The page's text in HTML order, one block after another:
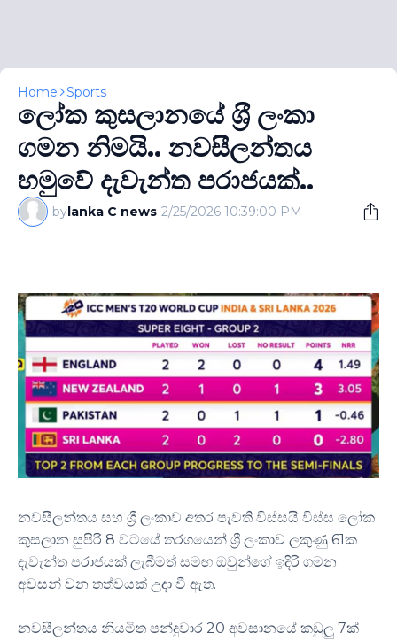
Home Sports
ලෝක කුසලානයේ ශ‍්‍රී ලංකා
ගමන නිමයි.. නවසීලන්තය
හමුවේ දැවැන්ත පරාජයක්..
bylanka C news-2/25/2026 10:39:00 PM
නවසීලන්තය සහ ශ්‍රී ලංකාව අතර පැවති විස්සයි විස්ස ලෝක
කුසලාන සුපිරි 8 වටයේ තරගයෙන් ශ්‍රී ලංකාව ලකුණු 61ක
දැවැන්ත පරාජයක් ලැබීමත් සමඟ ඔවුන්ගේ ඉදිරි ගමන
අවසන් වන තත්වයක් උදා වී ඇත.
නවසීලන්තය නියමිත පන්දුවාර 20 අවසානයේ කඩුලු 7ක්